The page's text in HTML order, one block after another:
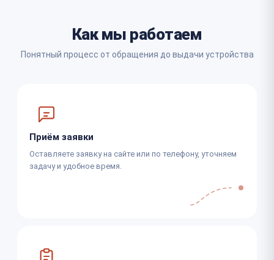
Как мы работаем
Понятный процесс от обращения до выдачи устройства
Приём заявки
Оставляете заявку на сайте или по телефону, уточняем
задачу и удобное время.